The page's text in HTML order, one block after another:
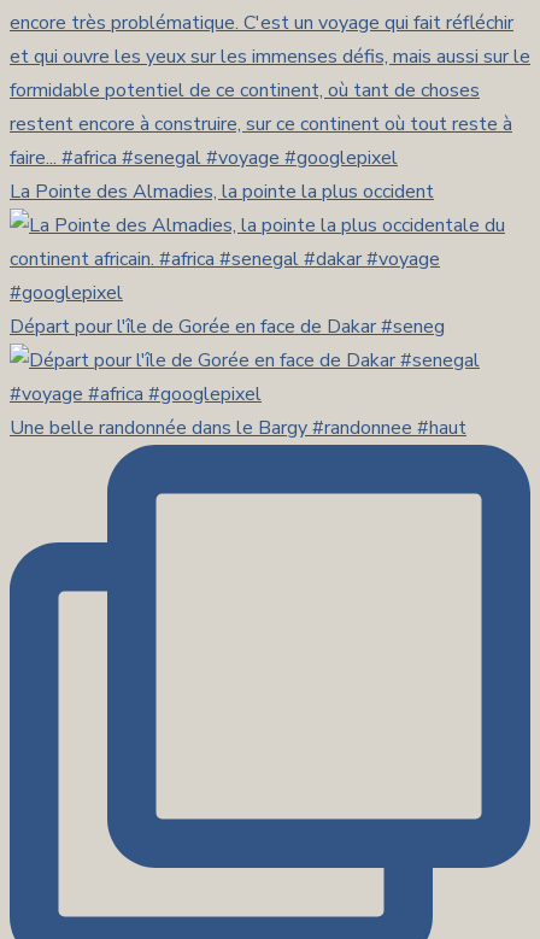
La Pointe des Almadies, la pointe la plus occident
Départ pour l'île de Gorée en face de Dakar #seneg
Une belle randonnée dans le Bargy #randonnee #haut